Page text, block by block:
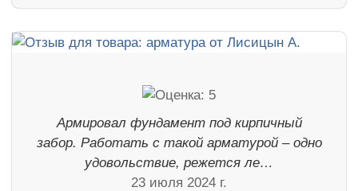
Армировал фундамент под кирпичный
забор. Работать с такой арматурой – одно
удовольствие, режется ле…
23 июля 2024 г.